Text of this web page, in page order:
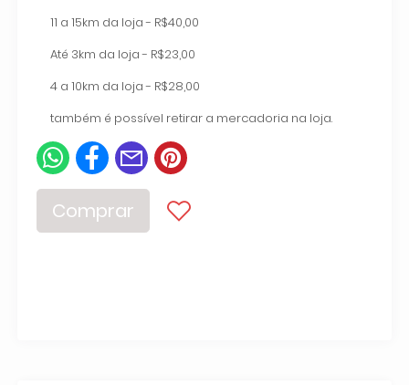
11 a 15km da loja - R$40,00
Até 3km da loja - R$23,00
4 a 10km da loja - R$28,00
também é possível retirar a mercadoria na loja.
Comprar